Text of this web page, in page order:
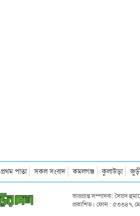
প্রথম পাতা সকল সংবাদ কমলগঞ্জ কুলাউড়া
ভারপ্রাপ্ত সম্পাদক: সৈয়দ
প্রকাশিত। ফোন : ৫৩৩৪৭,